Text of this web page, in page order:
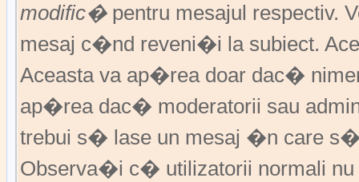
modific�pentru mesajul respectiv.
mesaj c�nd reveni�i la subiect.
Aceasta va ap�rea doar dac�
ap�rea dac� moderatorii sau
trebui s� lase un mesaj �n care
Observa�i c� utilizatorii normali